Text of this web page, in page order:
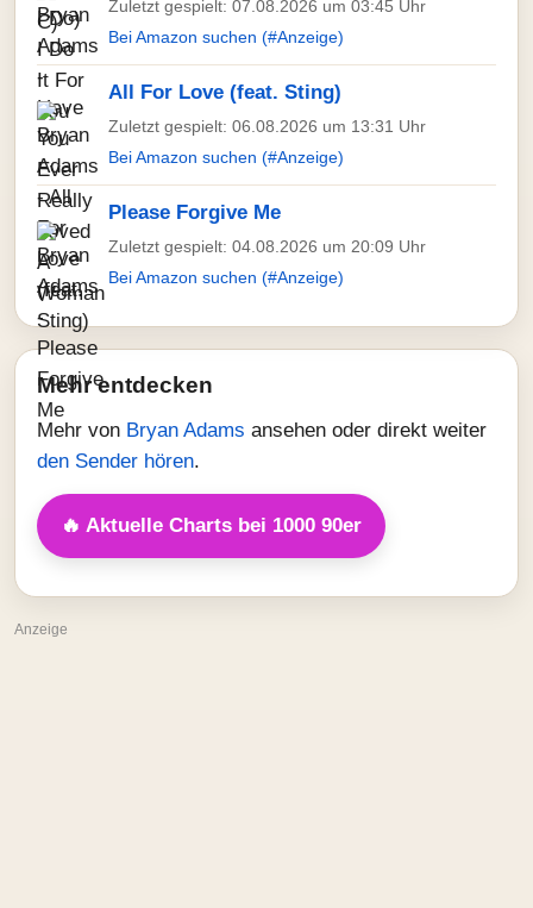
Zuletzt gespielt: 07.08.2026 um 03:45 Uhr
Bei Amazon suchen (#Anzeige)
All For Love (feat. Sting)
Zuletzt gespielt: 06.08.2026 um 13:31 Uhr
Bei Amazon suchen (#Anzeige)
Please Forgive Me
Zuletzt gespielt: 04.08.2026 um 20:09 Uhr
Bei Amazon suchen (#Anzeige)
Mehr entdecken
Mehr von Bryan Adams ansehen oder direkt weiter
den Sender hören.
🔥 Aktuelle Charts bei 1000 90er
Anzeige